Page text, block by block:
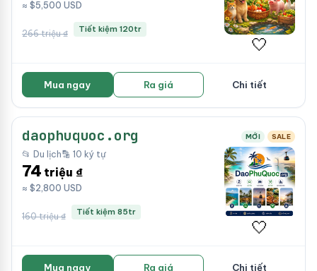
≈ $5,500 USD
266 triệu ₫ Tiết kiệm 120tr
🤍
Mua ngay Ra giá Chi tiết
daophuquoc.org MỚI SALE
📂 Du lịch🔡 10 ký tự
74 triệu ₫
≈ $2,800 USD
160 triệu ₫ Tiết kiệm 85tr
🤍
Mua ngay Ra giá Chi tiết